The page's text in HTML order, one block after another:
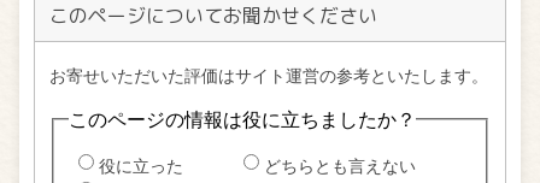
このページについてお聞かせください